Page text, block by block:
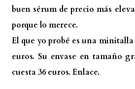
buen sérum de precio más
porque lo merece.
El que yo probé es una minitalla
euros. Su envase en tamaño
cuesta 36 euros. Enlace.